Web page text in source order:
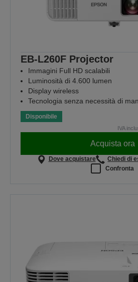
EB-L260F Projector
Immagini Full HD scalabili
Luminosità di 4.600 lumen
Display wireless
Tecnologia senza necessità di
Disponibile
IVA
Acquista ora
Dove acquistare
Chiedi di
Confronta